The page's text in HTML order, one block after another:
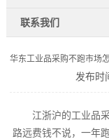
联系我们
华东工业品采购不跑市场
发布时
江浙沪的工业品
路远费钱不说，一年